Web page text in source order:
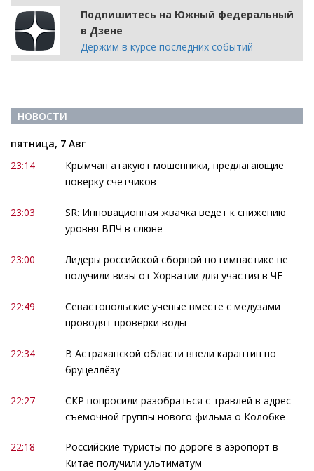
Подпишитесь на Южный федеральный
в Дзене
Держим в курсе последних событий
НОВОСТИ
пятница, 7 Авг
23:14
Крымчан атакуют мошенники, предлагающие
поверку счетчиков
23:03
SR: Инновационная жвачка ведет к снижению
уровня ВПЧ в слюне
23:00
Лидеры российской сборной по гимнастике не
получили визы от Хорватии для участия в ЧЕ
22:49
Севастопольские ученые вместе с медузами
проводят проверки воды
22:34
В Астраханской области ввели карантин по
бруцеллёзу
22:27
СКР попросили разобраться с травлей в адрес
съемочной группы нового фильма о Колобке
22:18
Российские туристы по дороге в аэропорт в
Китае получили ультиматум